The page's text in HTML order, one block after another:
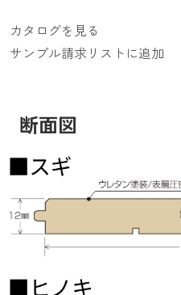
カタログを見る
サンプル請求リストに追加
断面図